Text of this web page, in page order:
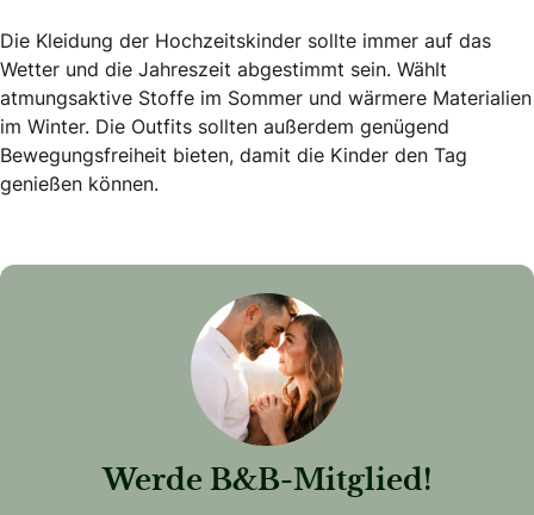
Die Kleidung der Hochzeitskinder sollte immer auf das
Wetter und die Jahreszeit abgestimmt sein. Wählt
atmungsaktive Stoffe im Sommer und wärmere Materialien
im Winter. Die Outfits sollten außerdem genügend
Bewegungsfreiheit bieten, damit die Kinder den Tag
genießen können.
Werde B&B-Mitglied!